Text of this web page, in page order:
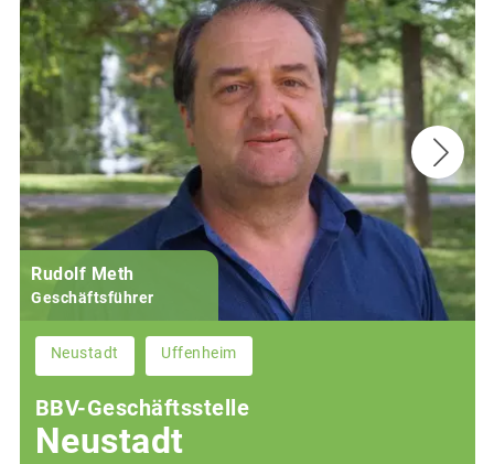
Rudolf Meth
Geschäftsführer
Neustadt Uffenheim
BBV-Geschäftsstelle
Neustadt